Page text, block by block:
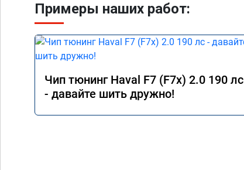
Примеры наших работ:
Чип тюнинг Haval F7 (F7x) 2.0 190 лс
- давайте шить дружно!